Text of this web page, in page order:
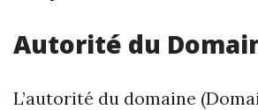
Autorité du
L’autorité du domaine